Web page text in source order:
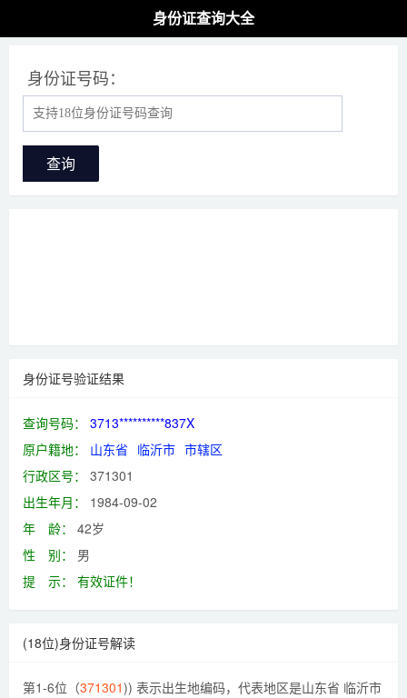
身份证查询大全
身份证号码：
查询
身份证号验证结果
查询号码：
3713**********837X
原户籍地：
山东省 临沂市 市辖区
行政区号：
371301
出生年月：
1984-09-02
年 龄：
42岁
性 别：
男
提 示：
有效证件！
(18位)身份证号解读
第1-6位（371301)) 表示出生地编码，代表地区是山东省 临沂市